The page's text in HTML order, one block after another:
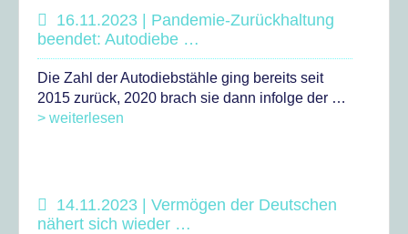
16.11.2023 | Pandemie-Zurückhaltung
beendet: Autodiebe …
Die Zahl der Autodiebstähle ging bereits seit
2015 zurück, 2020 brach sie dann infolge der …
> weiterlesen
14.11.2023 | Vermögen der Deutschen
nähert sich wieder …